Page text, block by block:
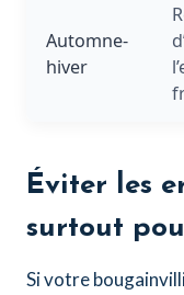
Automne-
hiver
Éviter les
surtout
Si votre